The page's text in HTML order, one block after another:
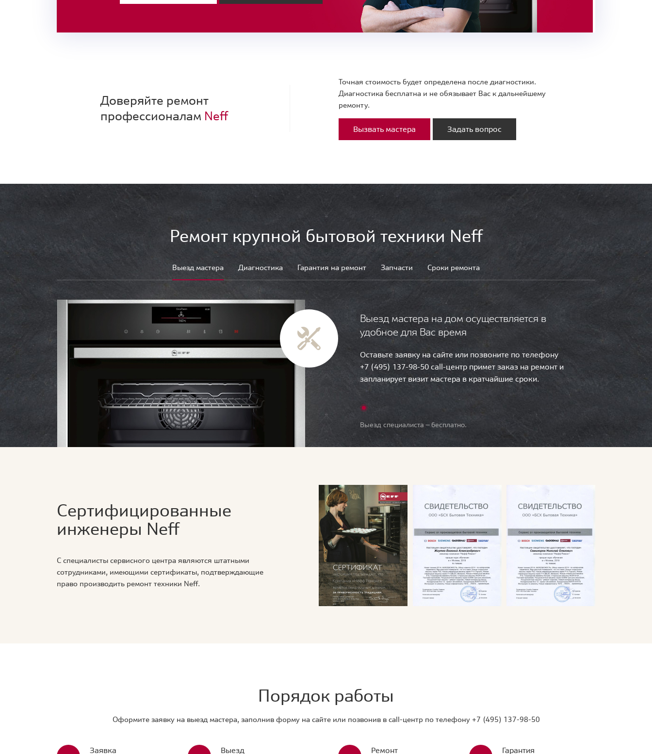
Доверяйте ремонт
профессионалам Neff
Точная стоимость будет определена после диагностики.
Диагностика бесплатна и не обязывает Вас к дальнейшему
ремонту.
Вызвать мастера Задать вопрос
Ремонт крупной бытовой техники Neff
Выезд мастера Диагностика Гарантия на ремонт Запчасти Сроки ремонта
Выезд мастера на дом осуществляется в
удобное для Вас время
Оставьте заявку на сайте или позвоните по телефону
+7 (495) 137-98-50 call-центр примет заказ на ремонт и
запланирует визит мастера в кратчайшие сроки.
Выезд специалиста — бесплатно.
Сертифицированные
инженеры Neff
С специалисты сервисного центра являются штатными
сотрудниками, имеющими сертификаты, подтверждающие
право производить ремонт техники Neff.
Порядок работы
Оформите заявку на выезд мастера, заполнив форму на сайте или позвонив в call-центр по телефону +7 (495) 137-98-50
Заявка Выезд Ремонт Гарантия